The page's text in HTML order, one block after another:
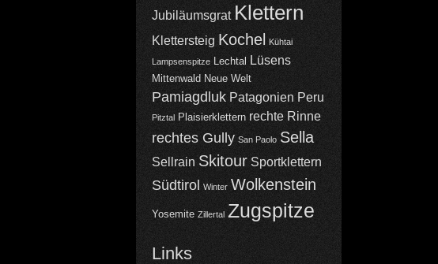
Jubiläumsgrat Klettern
Klettersteig Kochel Kühtai
Lampsenspitze Lechtal Lüsens
Mittenwald Neue Welt
Pamiagdluk Patagonien Peru
Pitztal Plaisierklettern rechte Rinne
rechtes Gully San Paolo Sella
Sellrain Skitour Sportklettern
Südtirol Winter Wolkenstein
Yosemite Zillertal Zugspitze
Links